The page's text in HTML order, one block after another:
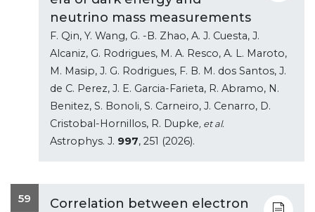
neutrino mass measurements
F. Qin, Y. Wang, G. -B. Zhao, A. J. Cuesta, J.
Alcaniz, G. Rodrigues, M. A. Resco, A. L. Maroto,
M. Masip, J. G. Rodrigues, F. B. M. dos Santos, J.
de C. Perez, J. E. Garcia-Farieta, R. Abramo, N.
Benitez, S. Bonoli, S. Carneiro, J. Cenarro, D.
Cristobal-Hornillos, R. Dupke, et al.
Astrophys. J. 997, 251 (2026).
59
Correlation between electron